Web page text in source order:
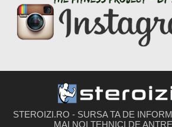
STEROIZI.RO - SURSA TA DE
MAI NOI TEHNICI DE